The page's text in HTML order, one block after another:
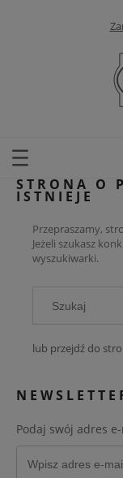
STRONA O
ISTNIEJE
Przepraszamy,
Jeżeli szukasz
wyszukiwarki.
lub przejdź do
Podaj swój adres